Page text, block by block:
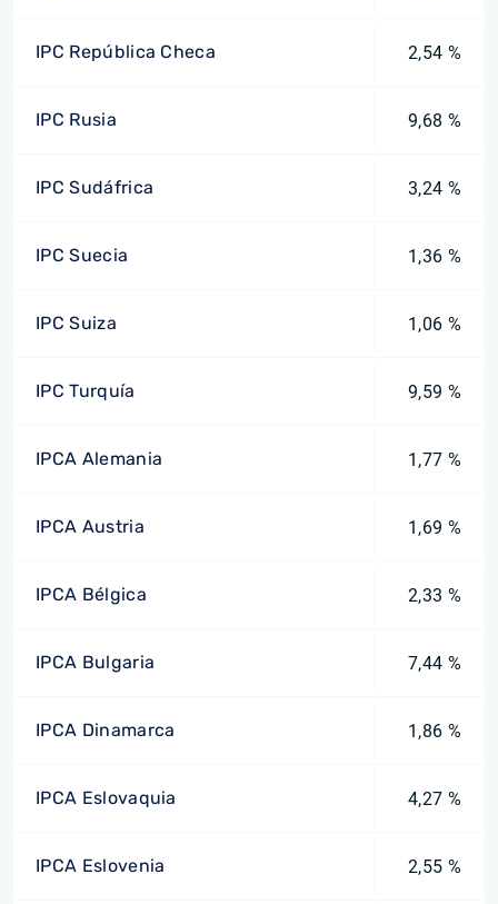
IPC República Checa 2,54 %
IPC Rusia 9,68 %
IPC Sudáfrica 3,24 %
IPC Suecia 1,36 %
IPC Suiza 1,06 %
IPC Turquía 9,59 %
IPCA Alemania 1,77 %
IPCA Austria 1,69 %
IPCA Bélgica 2,33 %
IPCA Bulgaria 7,44 %
IPCA Dinamarca 1,86 %
IPCA Eslovaquia 4,27 %
IPCA Eslovenia 2,55 %